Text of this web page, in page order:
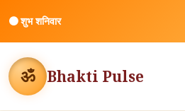
⚫शुभ शनिवार
ॐ Bhakti Pulse